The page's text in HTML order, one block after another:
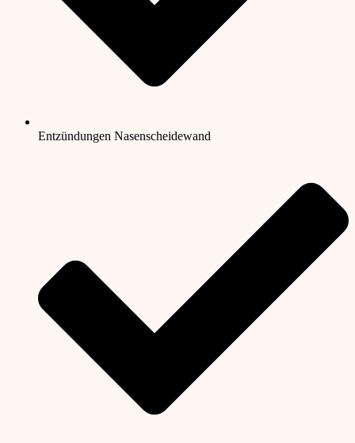
Entzündungen Nasenscheidewand